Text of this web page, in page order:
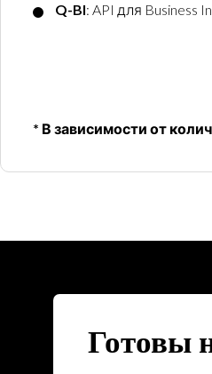
Q-BI: API для Business
* В зависимости от
Готовы